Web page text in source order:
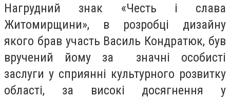
Нагрудний знак «Честь і слава
Житомирщини», в розробці дизайну
якого брав участь Василь Кондратюк, був
вручений йому за значні особисті
заслуги у сприянні культурного розвитку
області, за високі досягнення у